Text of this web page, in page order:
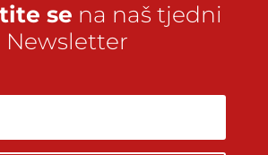
se na naš tjedni
Newsletter